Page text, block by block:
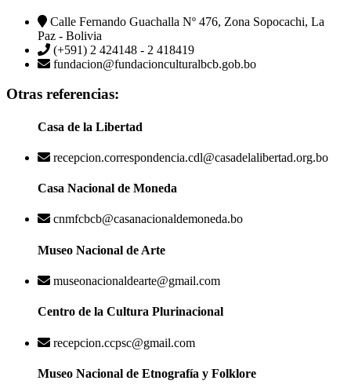
Calle Fernando Guachalla Nº 476, Zona Sopocachi, La
Paz - Bolivia
(+591) 2 424148 - 2 418419
fundacion@fundacionculturalbcb.gob.bo
Otras referencias:
Casa de la Libertad
recepcion.correspondencia.cdl@casadelalibertad.org.bo
Casa Nacional de Moneda
cnmfcbcb@casanacionaldemoneda.bo
Museo Nacional de Arte
museonacionaldearte@gmail.com
Centro de la Cultura Plurinacional
recepcion.ccpsc@gmail.com
Museo Nacional de Etnografía y Folklore